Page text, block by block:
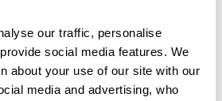
our traffic, personalise
social media features. We
about your use of our site with our
media and advertising, who
für awork
zu deinem Workflow